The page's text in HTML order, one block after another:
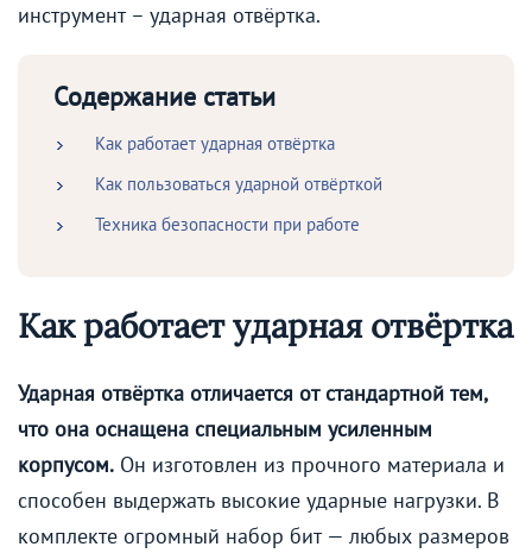
инструмент – ударная отвёртка.
Содержание статьи
Как работает ударная отвёртка
Как пользоваться ударной отвёрткой
Техника безопасности при работе
Как работает ударная отвёртка
Ударная отвёртка отличается от стандартной тем,
что она оснащена специальным усиленным
корпусом. Он изготовлен из прочного материала и
способен выдержать высокие ударные нагрузки. В
комплекте огромный набор бит — любых размеров